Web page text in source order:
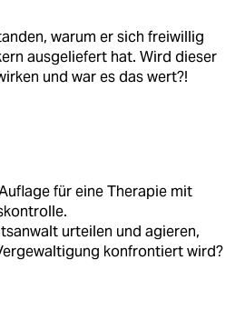
warum er sich freiwillig
ausgeliefert hat. Wird dieser
und war es das wert?!
für eine Therapie mit
urteilen und agieren,
konfrontiert wird?